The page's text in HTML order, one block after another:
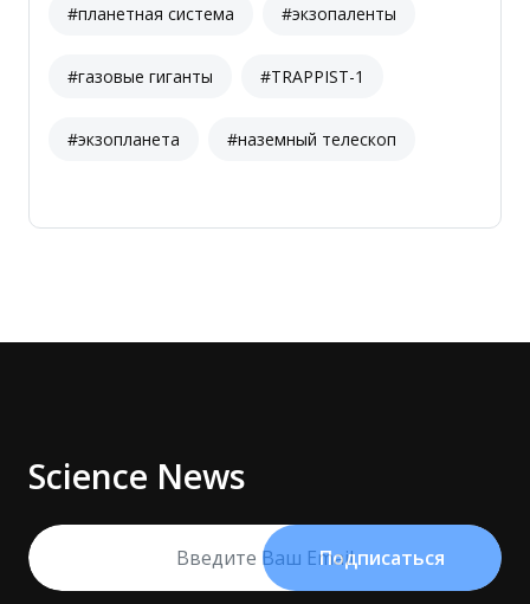
#планетная система #экзопаленты
#газовые гиганты #TRAPPIST-1
#экзопланета #наземный телескоп
Science News
Подписаться